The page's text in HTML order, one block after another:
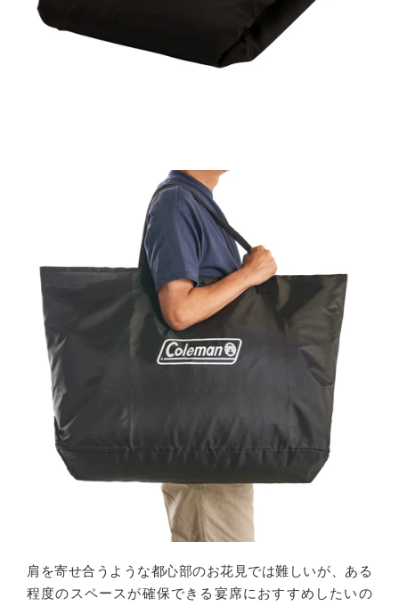
肩を寄せ合うような都心部のお花見では難しいが、ある
程度のスペースが確保できる宴席におすすめしたいの